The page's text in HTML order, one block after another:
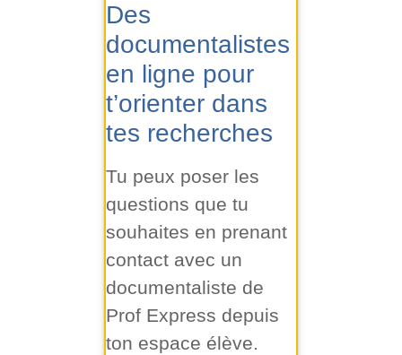
Des
documentalistes
en ligne pour
t’orienter dans
tes recherches
Tu peux poser les
questions que tu
souhaites en prenant
contact avec un
documentaliste de
Prof Express depuis
ton espace élève.